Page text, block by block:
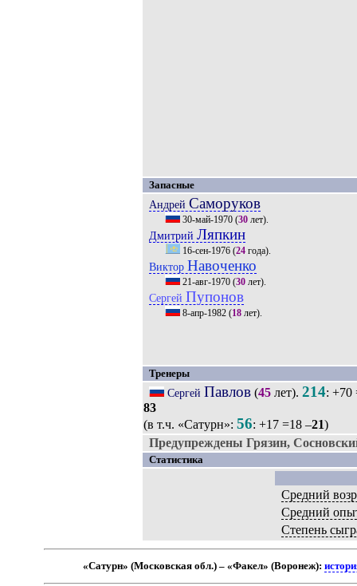
Запасные
Андрей Саморуков
30-май-1970(30лет).
Дмитрий Ляпкин
16-сен-1976(24года).
Виктор Навоченко
21-авг-1970(30лет).
Сергей Пупонов
8-апр-1982(18лет).
Тренеры
Сергей Павлов(45лет). 214: +70
83
(в т.ч. «Сатурн»: 56: +17 =18 –21)
Предупреждены Грязин,
Статистика
Средний
Средний
Степень
«Сатурн» (Московская обл.) – «Факел» (Воронеж):